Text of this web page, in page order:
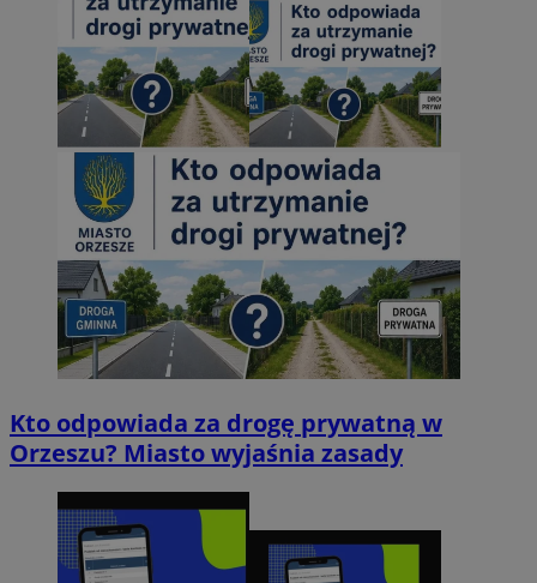
Kto odpowiada za drogę prywatną w
Orzeszu? Miasto wyjaśnia zasady